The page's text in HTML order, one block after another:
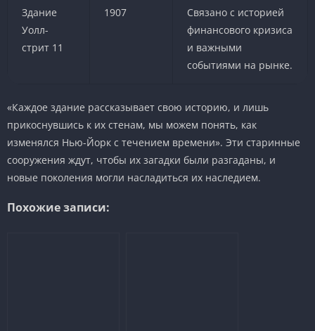
Здание
Уолл-
стрит 11
1907
Связано с историей
финансового кризиса
и важными
событиями на рынке.
«Каждое здание рассказывает свою историю, и лишь
прикоснувшись к их стенам, мы можем понять, как
изменялся Нью-Йорк с течением времени». Эти старинные
сооружения ждут, чтобы их загадки были разгаданы, и
новые поколения могли насладиться их наследием.
Похожие записи: